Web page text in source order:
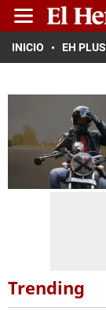
INICIO EH PLUS
Trending